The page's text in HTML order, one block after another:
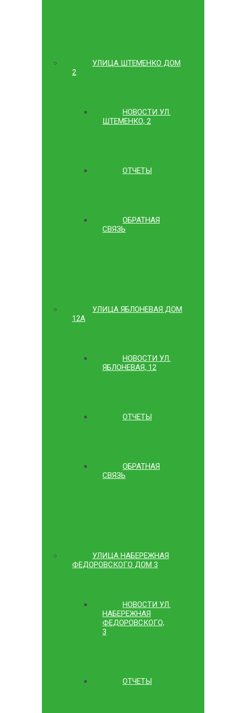
УЛИЦА ШТЕМЕНКО ДОМ
2
НОВОСТИ УЛ.
ШТЕМЕНКО, 2
ОТЧЕТЫ
ОБРАТНАЯ
СВЯЗЬ
УЛИЦА ЯБЛОНЕВАЯ ДОМ
12А
НОВОСТИ УЛ.
ЯБЛОНЕВАЯ, 12
ОТЧЕТЫ
ОБРАТНАЯ
СВЯЗЬ
УЛИЦА НАБЕРЕЖНАЯ
ФЕДОРОВСКОГО ДОМ 3
НОВОСТИ УЛ.
НАБЕРЕЖНАЯ
ФЕДОРОВСКОГО,
3
ОТЧЕТЫ